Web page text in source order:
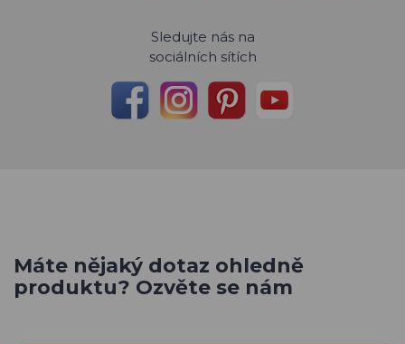
Sledujte nás na
sociálních sítích
Máte nějaký dotaz ohledně
produktu? Ozvěte se nám